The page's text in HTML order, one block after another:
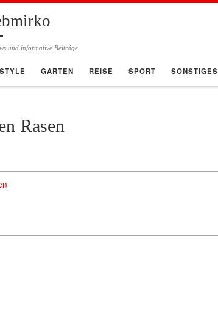
und informative Beiträge
GARTEN REISE SPORT SONSTIGES
Rasen